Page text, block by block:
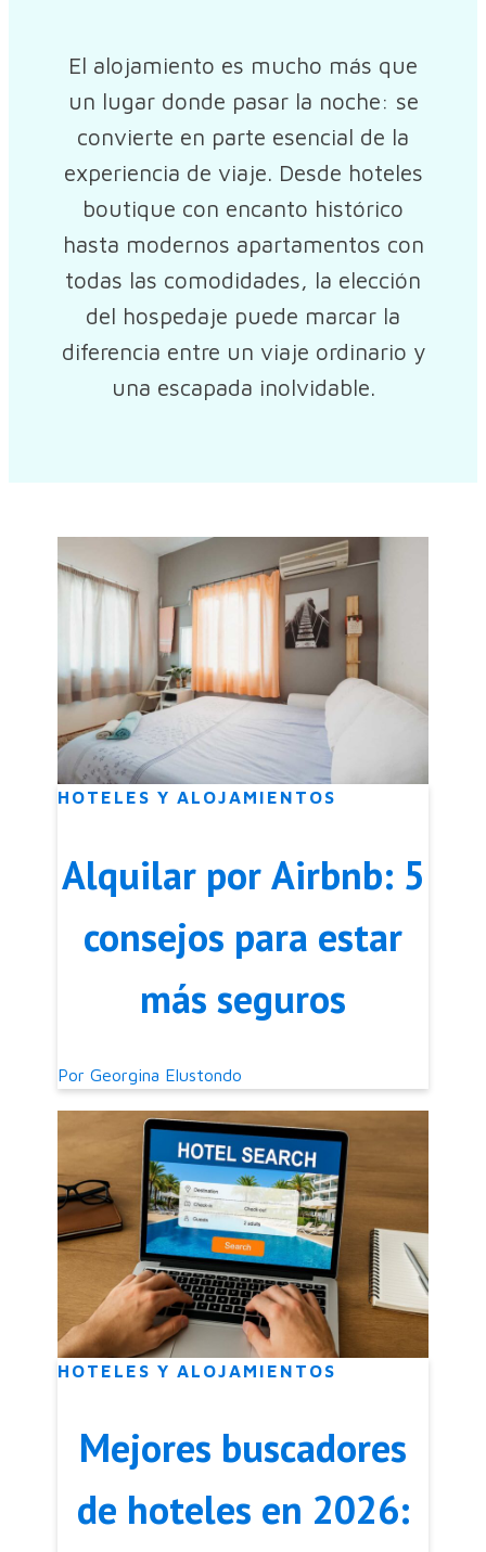
El alojamiento es mucho más que
un lugar donde pasar la noche: se
convierte en parte esencial de la
experiencia de viaje. Desde hoteles
boutique con encanto histórico
hasta modernos apartamentos con
todas las comodidades, la elección
del hospedaje puede marcar la
diferencia entre un viaje ordinario y
una escapada inolvidable.
HOTELES Y ALOJAMIENTOS
Alquilar por Airbnb: 5
consejos para estar
más seguros
Por Georgina Elustondo
HOTELES Y ALOJAMIENTOS
Mejores buscadores
de hoteles en 2026: